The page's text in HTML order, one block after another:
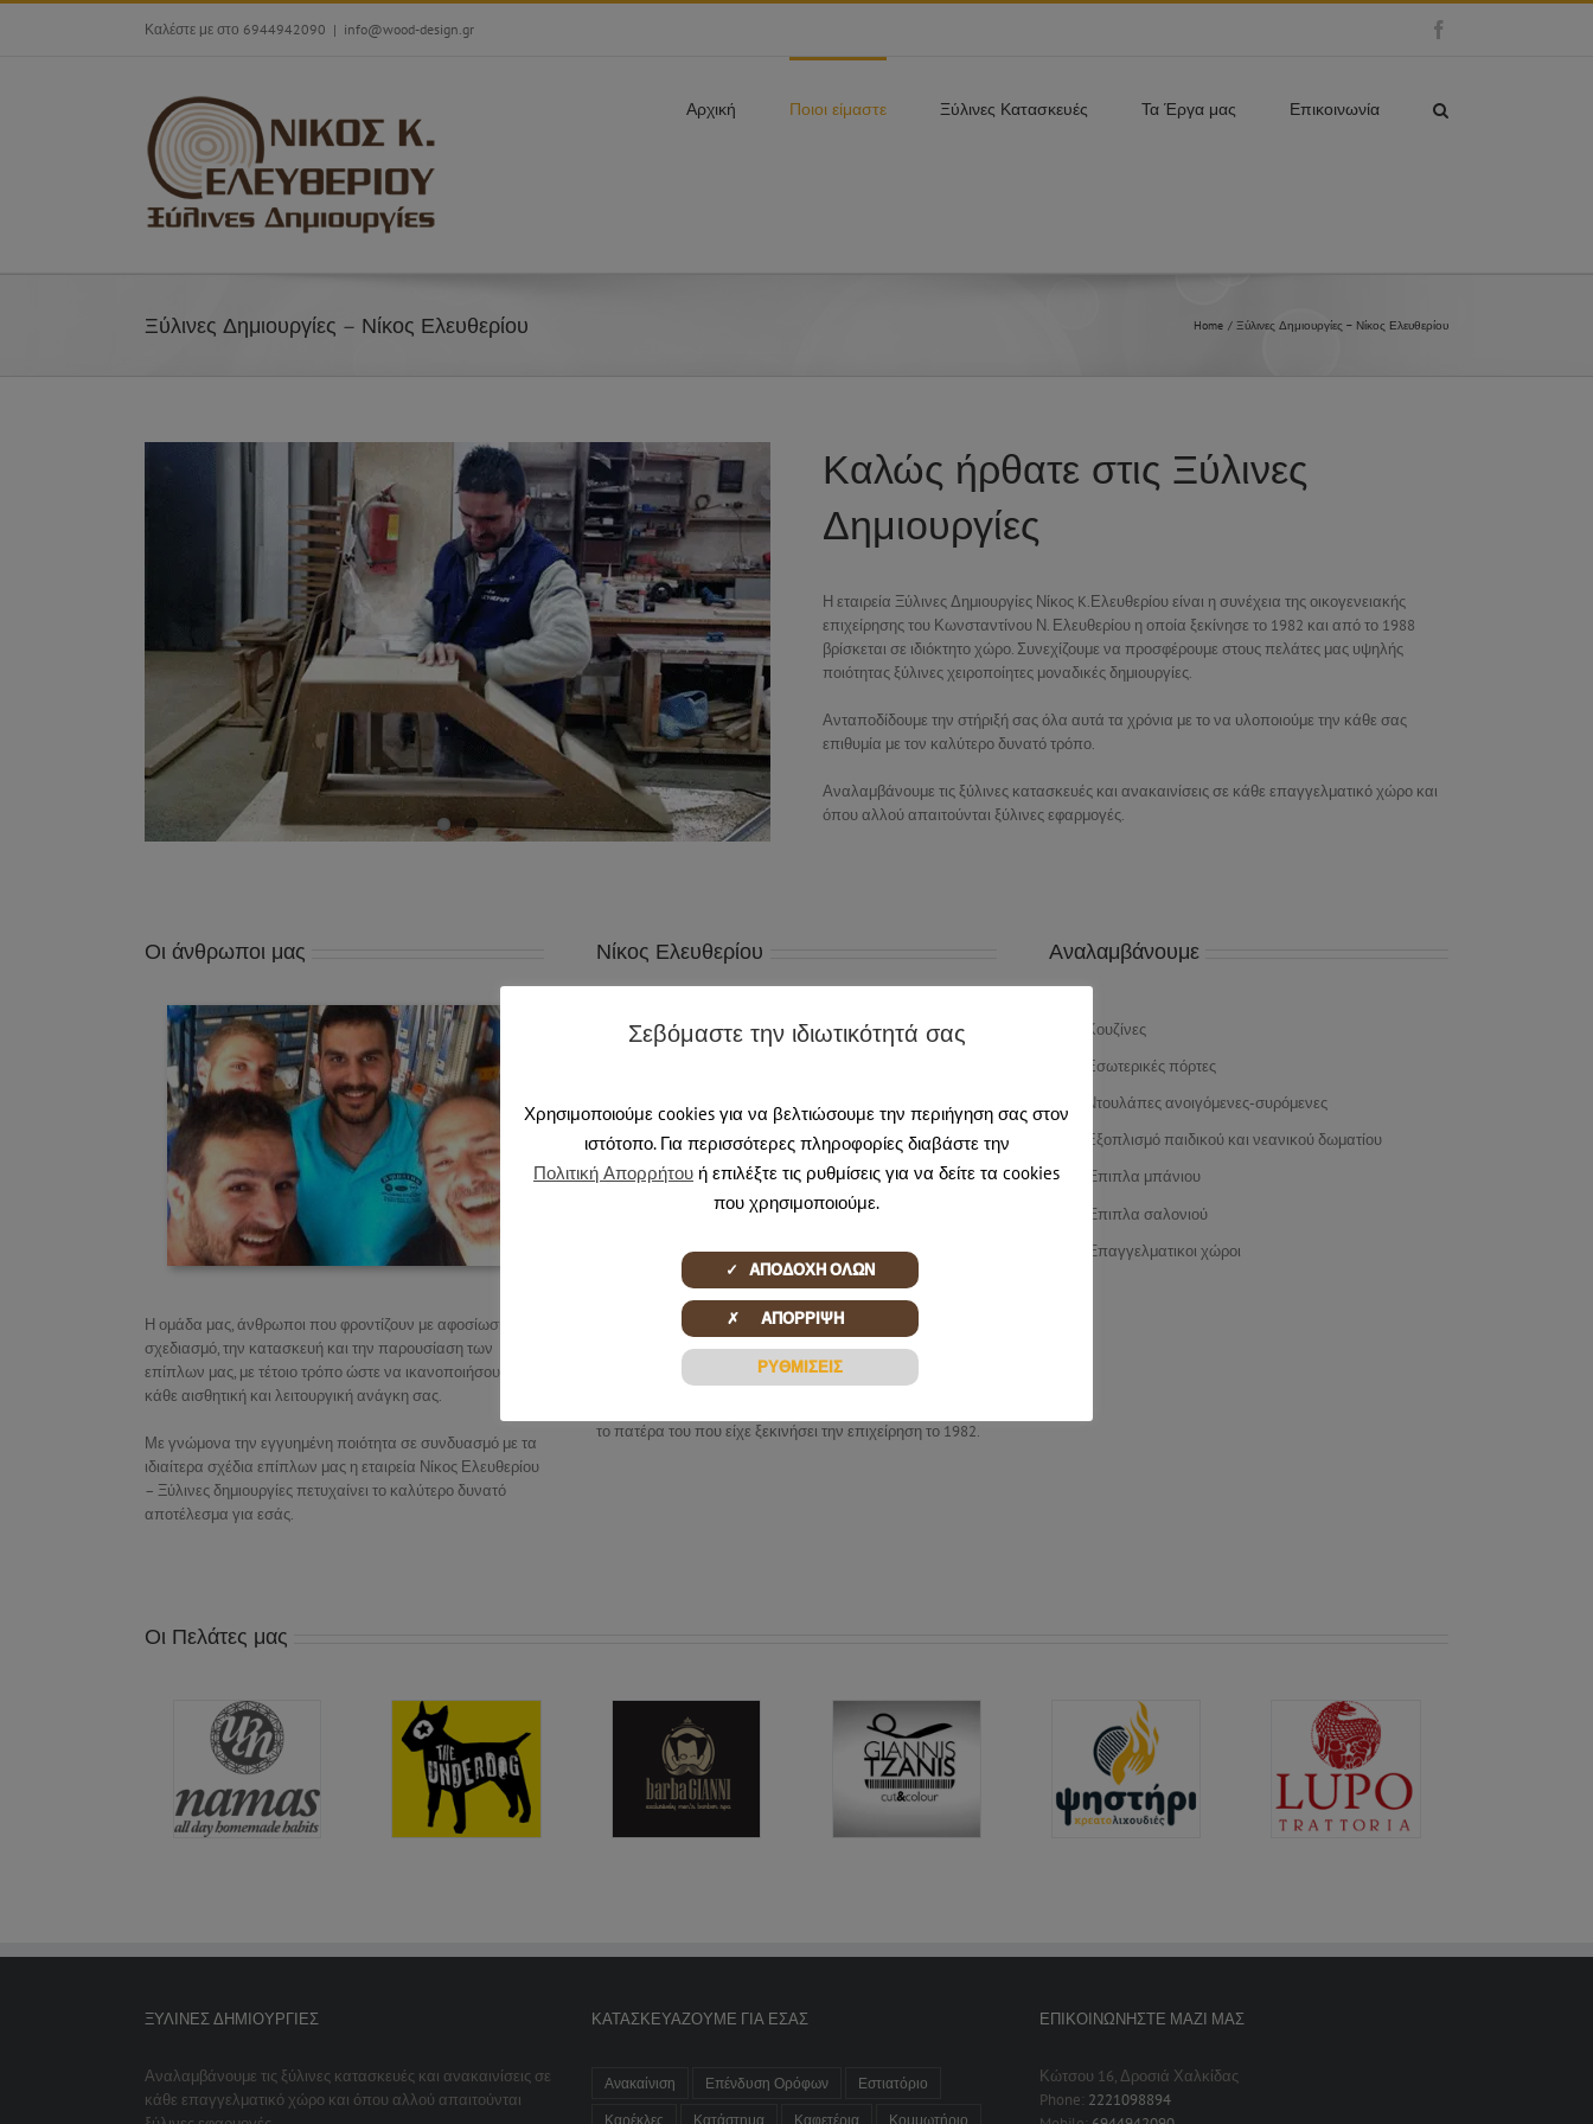
Skip
Καλέστε με στο 6944942090 | info@wood-design.gr
Αρχική Ποιοι είμαστε Ξύλινες Κατασκευές Τα Έργα μας Επικοινωνία
Ξύλινες Δημιουργίες – Νίκος Ελευθερίου Home Ξύλινες Δημιουργίες – Νίκος Ελευθερίου
Καλώς ήρθατε στις Ξύλινες
Δημιουργίες
Η εταιρεία Ξύλινες Δημιουργίες Νίκος K.Ελευθερίου είναι η συνέχεια της οικογενειακής
επιχείρησης του Κωνσταντίνου Ν. Ελευθερίου η οποία ξεκίνησε το 1982 και από το 1988
βρίσκεται σε ιδιόκτητο χώρο. Συνεχίζουμε να προσφέρουμε στους πελάτες μας υψηλής
ποιότητας ξύλινες χειροποίητες μοναδικές δημιουργίες.
Ανταποδίδουμε την στήριξή σας όλα αυτά τα χρόνια με το να υλοποιούμε την κάθε σας
επιθυμία με τον καλύτερο δυνατό τρόπο.
Αναλαμβάνουμε τις ξύλινες κατασκευές και ανακαινίσεις σε κάθε επαγγελματικό χώρο και
όπου αλλού απαιτούνται ξύλινες εφαρμογές.
Οι άνθρωποι μας
Η ομάδα μας, άνθρωποι που φροντίζουν με αφοσίωση το
σχεδιασμό, την κατασκευή και την παρουσίαση των
επίπλων μας, με τέτοιο τρόπο ώστε να ικανοποιήσουμε
κάθε αισθητική και λειτουργική ανάγκη σας.
Με γνώμονα την εγγυημένη ποιότητα σε συνδυασμό με τα
ιδιαίτερα σχέδια επίπλων μας η εταιρεία Νίκος Ελευθερίου
– Ξύλινες δημιουργίες πετυχαίνει το καλύτερο δυνατό
αποτέλεσμα για εσάς.
Νίκος Ελευθερίου
Νίκος Ελευθερίου
Ο Νίκος Ελευθερίου είναι ο συνεχιστής της εταιρείας
το πατέρα του που είχε ξεκινήσει την επιχείρηση το 1982.
Αναλαμβάνουμε
Κουζίνες
Εσωτερικές πόρτες
Ντουλάπες ανοιγόμενες-συρόμενες
Εξοπλισμό παιδικού και νεανικού δωματίου
Έπιπλα μπάνιου
Έπιπλα σαλονιού
Έπαγγελματικοι χώροι
Οι Πελάτες μας
ΞΎΛΙΝΕΣ ΔΗΜΙΟΥΡΓΊΕΣ
Αναλαμβάνουμε τις ξύλινες κατασκευές και ανακαινίσεις σε
κάθε επαγγελματικό χώρο και όπου αλλού απαιτούνται
ΚΑΤΑΣΚΕΥΆΖΟΥΜΕ ΓΙΑ ΕΣΆΣ
Ανακαίνιση Επένδυση Ορόφων Εστιατόριο
Καρέκλες Κατάστημα Καφετέρια Κομμωτήριο
ΕΠΙΚΟΙΝΩΝΉΣΤΕ ΜΑΖΊ ΜΑΣ
Κώτσου 16, Δροσιά Χαλκίδας
Phone: 2221098894
Σεβόμαστε την ιδιωτικότητά σας
Χρησιμοποιούμε cookies για να βελτιώσουμε την περιήγηση σας στον
ιστότοπο. Για περισσότερες πληροφορίες διαβάστε την
Πολιτική Απορρήτου ή επιλέξτε τις ρυθμίσεις για να δείτε τα cookies
που χρησιμοποιούμε.
ΡΥΘΜΙΣΕΙΣ
✓ ΑΠΟΔΟΧΗ ΟΛΩΝ
✗ ΑΠΟΡΡΙΨΗ